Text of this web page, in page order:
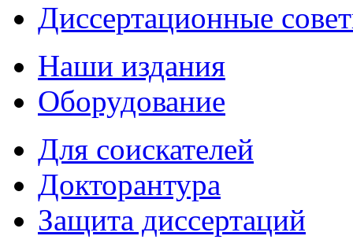
Диссертационные
Наши издания
Оборудование
Для соискателей
Докторантура
Защита диссертаций